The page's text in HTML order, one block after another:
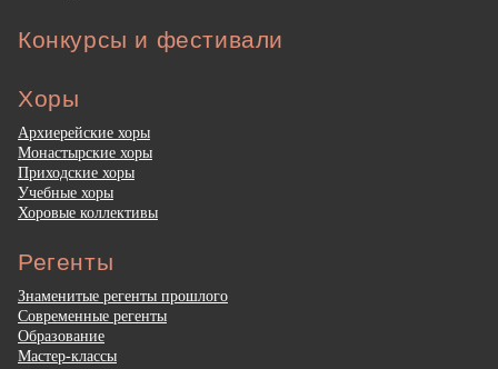
Конкурсы и фестивали
Хоры
Архиерейские хоры
Монастырские хоры
Приходские хоры
Учебные хоры
Хоровые коллективы
Регенты
Знаменитые регенты прошлого
Современные регенты
Образование
Мастер-классы